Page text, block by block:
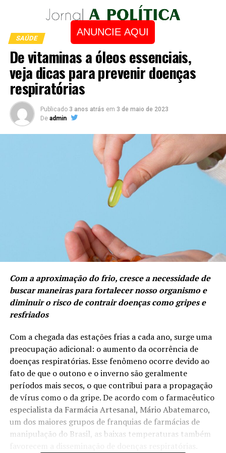
ANUNCIE AQUI
SAÚDE
De vitaminas a óleos essenciais,
veja dicas para prevenir doenças
respiratórias
Publicado 3 anos atrás em 3 de maio de 2023
De admin
Com a aproximação do frio, cresce a necessidade de
buscar maneiras para fortalecer nosso organismo e
diminuir o risco de contrair doenças como gripes e
resfriados
Com a chegada das estações frias a cada ano, surge uma
preocupação adicional: o aumento da ocorrência de
doenças respiratórias. Esse fenômeno ocorre devido ao
fato de que o outono e o inverno são geralmente
períodos mais secos, o que contribui para a propagação
de vírus como o da gripe. De acordo com o farmacêutico
especialista da Farmácia Artesanal, Mário Abatemarco,
um dos maiores grupos de franquias de farmácias de
manipulação do Brasil, as baixas temperaturas também